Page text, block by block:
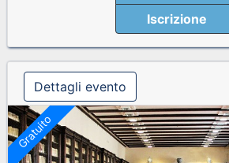
Iscrizione
Dettagli evento
Gratuito